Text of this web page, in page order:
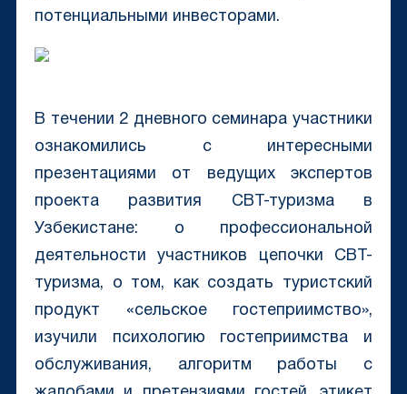
потенциальными инвесторами.
В течении 2 дневного семинара участники
ознакомились с интересными
презентациями от ведущих экспертов
проекта развития СВТ-туризма в
Узбекистане: о профессиональной
деятельности участников цепочки СВТ-
туризма, о том, как создать туристский
продукт «сельское гостеприимство»,
изучили психологию гостеприимства и
обслуживания, алгоритм работы с